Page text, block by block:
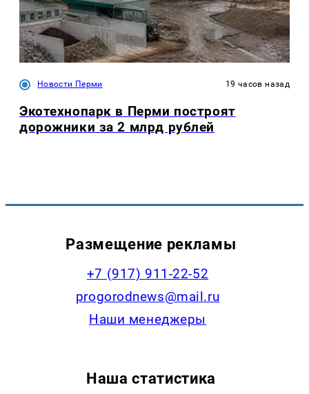
Новости Перми 19 часов назад
Экотехнопарк в Перми построят
дорожники за 2 млрд рублей
Размещение рекламы
+7 (917) 911-22-52
progorodnews@mail.ru
Наши менеджеры
Наша статистика